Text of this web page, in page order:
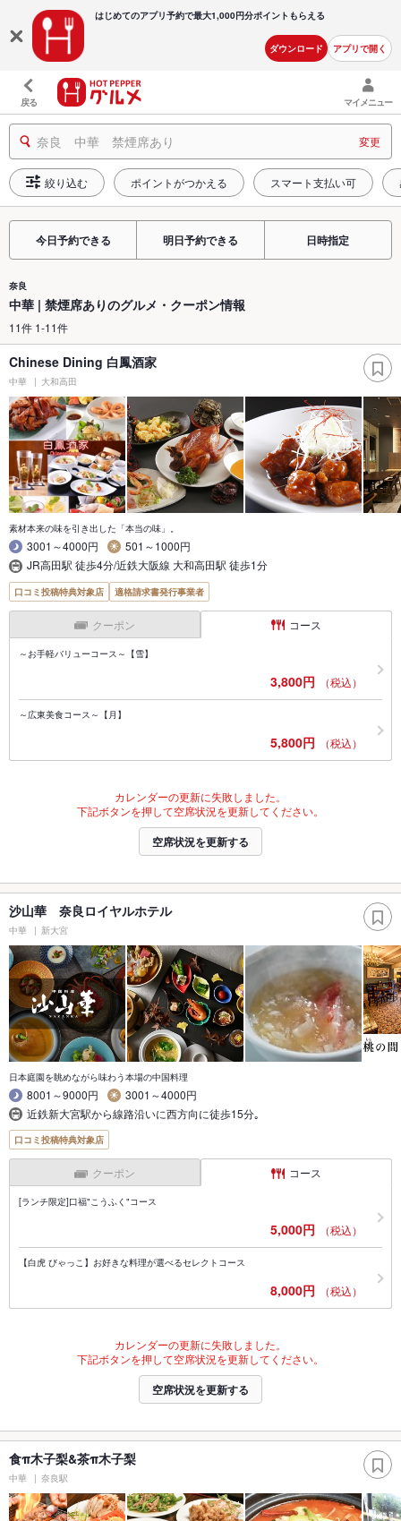
はじめてのアプリ予約で最大1,000円分ポイントもらえる
ダウンロード アプリで開く
戻る マイメニュー
奈良 中華 禁煙席あり 変更
絞り込む ポイントがつかえる スマート支払い可
今日予約できる 明日予約できる 日時指定
奈良
中華 | 禁煙席ありのグルメ・クーポン情報
11件 1-11件
Chinese Dining 白鳳酒家
中華 大和高田
素材本来の味を引き出した「本当の味」。
3001～4000円
501～1000円
JR高田駅 徒歩4分/近鉄大阪線 大和高田駅 徒歩1分
口コミ投稿特典対象店 適格請求書発行事業者
クーポン コース
～お手軽バリューコース～【雪】
3,800円 （税込）
～広東美食コース～【月】
5,800円 （税込）
カレンダーの更新に失敗しました。
下記ボタンを押して空席状況を更新してください。
空席状況を更新する
沙山華 奈良ロイヤルホテル
中華 新大宮
日本庭園を眺めながら味わう本場の中国料理
8001～9000円
3001～4000円
近鉄新大宮駅から線路沿いに西方向に徒歩15分｡
口コミ投稿特典対象店
クーポン コース
[ランチ限定]口福"こうふく"コース
5,000円 （税込）
【白虎 びゃっこ】お好きな料理が選べるセレクトコース
8,000円 （税込）
カレンダーの更新に失敗しました。
下記ボタンを押して空席状況を更新してください。
空席状況を更新する
食π木子梨&茶π木子梨
中華 奈良駅